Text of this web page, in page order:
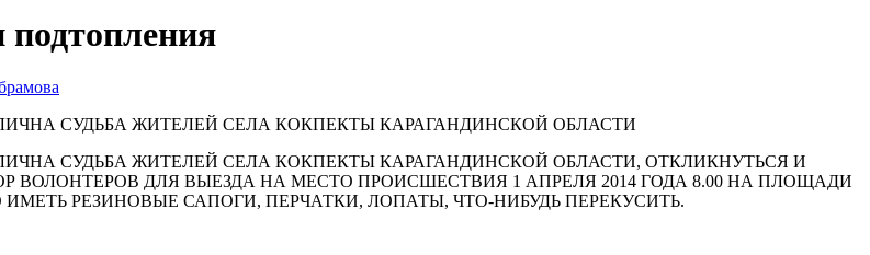
СУДЬБА ЖИТЕЛЕЙ СЕЛА КОКПЕКТЫ КАРАГАНДИНСКОЙ ОБЛАСТИ
СУДЬБА ЖИТЕЛЕЙ СЕЛА КОКПЕКТЫ КАРАГАНДИНСКОЙ ОБЛАСТИ, ОТКЛИКНУТЬСЯ И
ДЛЯ ВЫЕЗДА НА МЕСТО ПРОИСШЕСТВИЯ 1 АПРЕЛЯ 2014 ГОДА 8.00 НА ПЛОЩАДИ
РЕЗИНОВЫЕ САПОГИ, ПЕРЧАТКИ, ЛОПАТЫ, ЧТО-НИБУДЬ ПЕРЕКУСИТЬ.